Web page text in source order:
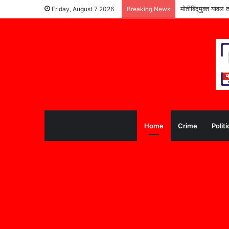
Friday, August 7 2026 Breaking News मोतीबिंदूमुक्त यावल
Home Crime